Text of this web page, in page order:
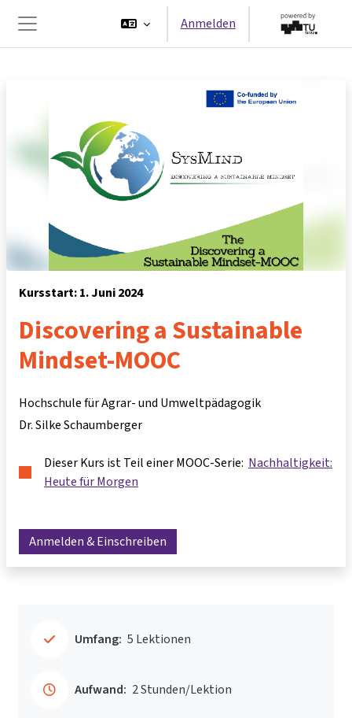
Website-Übersicht
Anmelden
Kursstart: 1. Juni 2024
Discovering a Sustainable
Mindset-MOOC
Hochschule für Agrar- und Umweltpädagogik
Dr. Silke Schaumberger
Dieser Kurs ist Teil einer MOOC-Serie: Nachhaltigkeit:
Heute für Morgen
Anmelden & Einschreiben
Umfang: 5 Lektionen
Aufwand: 2 Stunden/Lektion